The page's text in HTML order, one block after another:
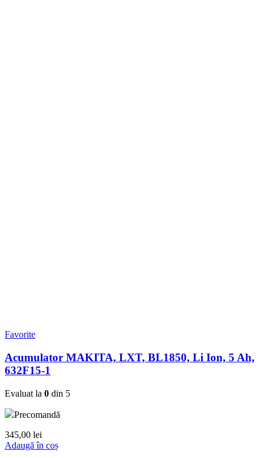
Favorite
Acumulator MAKITA, LXT, BL1850, Li Ion, 5 Ah,
632F15-1
Evaluat la 0 din 5
Precomandă
345,00 lei
Adaugă în coș